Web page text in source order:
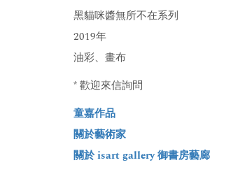
黑貓咪醬無所不在系列
2019年
油彩、畫布
* 歡迎來信詢問
童嘉作品
關於藝術家
關於 isart gallery 御書房藝廊